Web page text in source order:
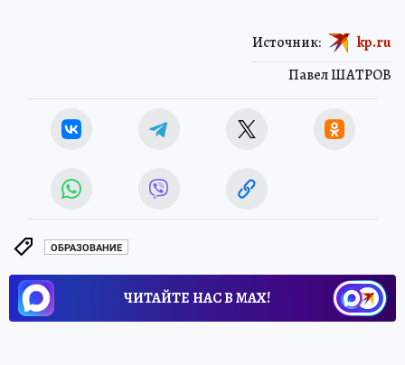
Павел ШАТРОВ
Источник: kp.ru
ОБРАЗОВАНИЕ
ЧИТАЙТЕ НАС В МАХ!